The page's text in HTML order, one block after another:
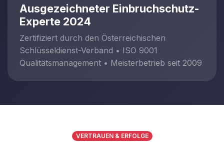
Ausgezeichneter Einbruchschutz-
Experte 2024
Zertifiziert durch den Österreichischen
Schlüsseldienst-Verband • ISO 9001
Qualitätsmanagement • Meisterbetrieb seit 2009
VERTRAUEN & ERFOLGE